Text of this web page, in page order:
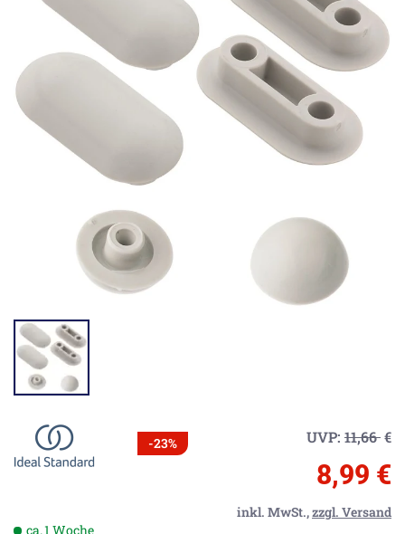
-23% UVP: 11,66€
8,99 €
inkl. MwSt.,zzgl. Versand
ca. 1 Woche